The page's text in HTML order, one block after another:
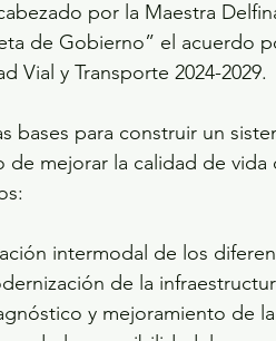
por la Maestra
de Gobierno” el acuerdo
Vial y Transporte 2024-2029.
bases para construir un
mejorar la calidad de
intermodal de los
de la
y mejoramiento de